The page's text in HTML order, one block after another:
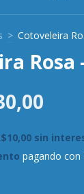
> Cotoveleira
Rosa
sin
pagando con